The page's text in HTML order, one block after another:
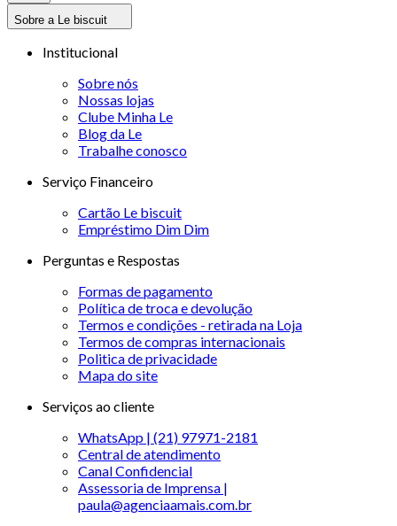
Sobre a Le biscuit
Institucional
Sobre nós
Nossas lojas
Clube Minha Le
Blog da Le
Trabalhe conosco
Serviço Financeiro
Cartão Le biscuit
Empréstimo Dim Dim
Perguntas e Respostas
Formas de pagamento
Política de troca e devolução
Termos e condições - retirada na Loja
Termos de compras internacionais
Politica de privacidade
Mapa do site
Serviços ao cliente
WhatsApp | (21) 97971-2181
Central de atendimento
Canal Confidencial
Assessoria de Imprensa |
paula@agenciaamais.com.br